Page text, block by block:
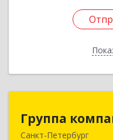
Группа
Санкт-Петербург191119,